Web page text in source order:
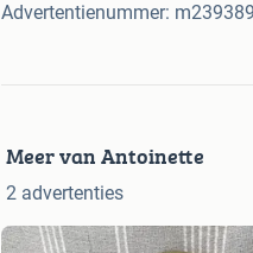
Advertentienummer:
Meer van Antoinette
2 advertenties